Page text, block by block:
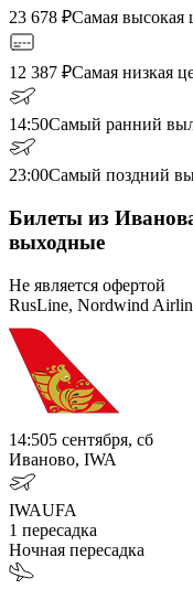
23 678 ₽Самая высокая
12 387 ₽Самая низкая
14:50Самый ранний
23:00Самый поздний
Билеты из
выходные
Не является офертой
RusLine, Nordwind
14:505 сентября, сб
Иваново, IWA
IWAUFA
1 пересадка
Ночная пересадка